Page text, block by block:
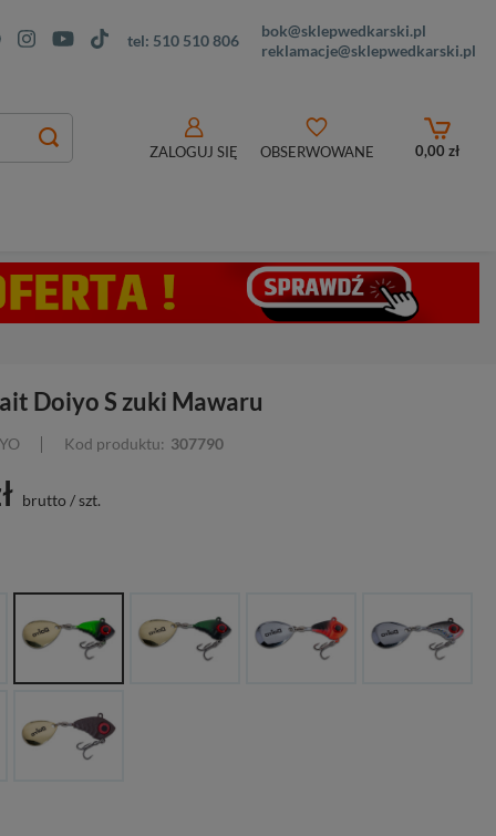
tel: 510 510 806
bok@sklepwedkarski.pl
reklamacje@sklepwedkarski.pl
ZALOGUJ SIĘ OBSERWOWANE 0,00 zł
Doiyo S zuki Mawaru
Kod produktu: 307790
brutto /szt.